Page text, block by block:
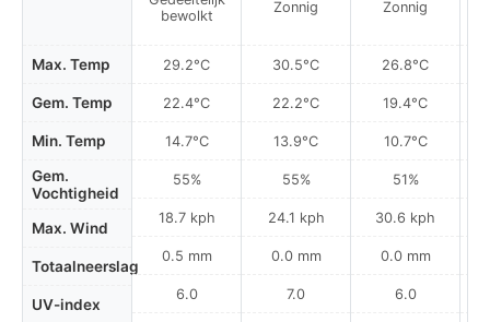
Max. Temp
Gem. Temp
Min. Temp
Gem.
Vochtigheid
Max. Wind
Totaalneerslag
UV-index
bewolkt
29.2°C
22.4°C
14.7°C
55%
18.7 kph
0.5 mm
6.0
Zonnig
30.5°C
22.2°C
13.9°C
55%
24.1 kph
0.0 mm
7.0
Zonnig
26.8°C
19.4°C
10.7°C
51%
30.6 kph
0.0 mm
6.0